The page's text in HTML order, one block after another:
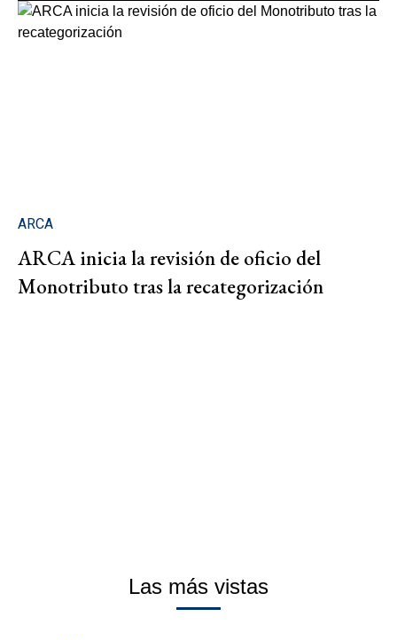
ARCA
ARCA inicia la revisión de oficio del
Monotributo tras la recategorización
Las más vistas